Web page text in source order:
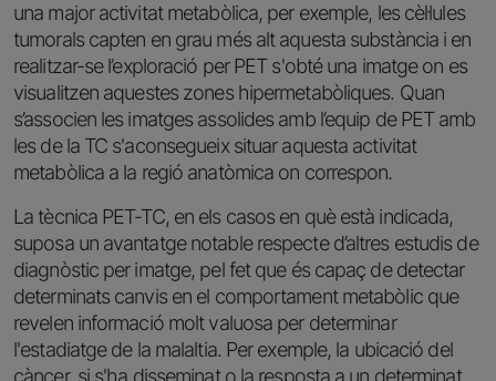
una major activitat metabòlica, per exemple, les cèl·lules
tumorals capten en grau més alt aquesta substància i en
realitzar-se l’exploració per PET s'obté una imatge on es
visualitzen aquestes zones hipermetabòliques. Quan
s’associen les imatges assolides amb l’equip de PET amb
les de la TC s'aconsegueix situar aquesta activitat
metabòlica a la regió anatòmica on correspon.
La tècnica PET-TC, en els casos en què està indicada,
suposa un avantatge notable respecte d’altres estudis de
diagnòstic per imatge, pel fet que és capaç de detectar
determinats canvis en el comportament metabòlic que
revelen informació molt valuosa per determinar
l'estadiatge de la malaltia. Per exemple, la ubicació del
càncer, si s'ha disseminat o la resposta a un determinat